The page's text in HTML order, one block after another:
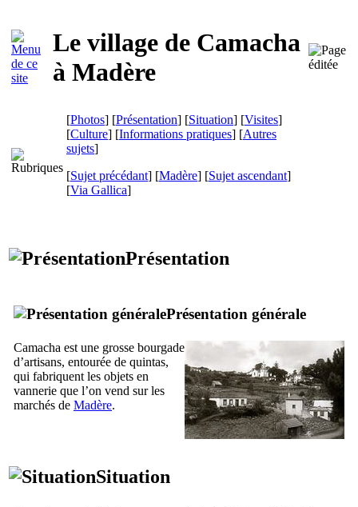
Le village de Camacha
à Madère
[Photos] [Présentation] [Situation] [Visites]
[Culture] [Informations pratiques] [Autres
sujets]
[Sujet précédant] [Madère] [Sujet ascendant]
[Via Gallica]
Présentation
Présentation générale
Camacha est une grosse bourgade
d’artisans, entourée de quintas,
qui fabriquent les objets en
vannerie que l’on vend sur les
marchés de Madère.
Situation